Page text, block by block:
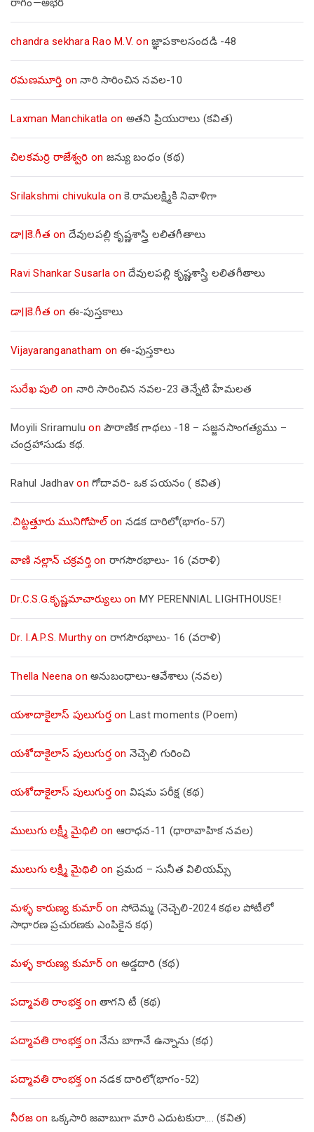
chandra sekhara Rao M.V. on జ్ఞాపకాలసందడి -48
రమణమూర్తి onనారి సారించిన నవల-10
Laxman Manchikatla on అతని ప్రియురాలు (కవిత)
చిలకమర్రి రాజేశ్వరి on జన్యు బంధం (కథ)
Srilakshmi chivukula on కె.రామలక్ష్మికి నివాళిగా
డా||కె.గీత on దేవులపల్లి కృష్ణశాస్త్రి లలితగీతాలు
Ravi Shankar Susarla on దేవులపల్లి కృష్ణశాస్త్రి లలితగీతాలు
డా||కె.గీత on ఈ-పుస్తకాలు
Vijayaranganatham onఈ-పుస్తకాలు
సురేఖ పులి on నారి సారించిన నవల-23 తెన్నేటి హేమలత
Moyili Sriramulu on పౌరాణిక గాథలు -18 – సజ్జనసాంగత్యము –
చంద్రహాసుడు కథ.
Rahul Jadhav on గోదావరి- ఒక పయనం ( కవిత)
.చిట్టత్తూరు మునిగోపాల్on నడక దారిలో(భాగం-57)
వాణి నల్లాన్ చక్రవర్తిon రాగసౌరభాలు- 16 (వరాళి)
Dr.C.S.G.కృష్ణమాచార్యులుon MY PERENNIAL LIGHTHOUSE!
Dr. I.A.P.S. Murthyon రాగసౌరభాలు- 16 (వరాళి)
Thella Neena on అనుబంధాలు-ఆవేశాలు (నవల)
యశాదాకైలాస్ పులుగుర్తon Last moments (Poem)
యశోదాకైలాస్ పులుగుర్తon నెచ్చెలి గురించి
యశోదాకైలాస్ పులుగుర్తon విషమ పరీక్ష (క‌థ‌)
ములుగు లక్ష్మీ మైథిలి on ఆరాధన-11 (ధారావాహిక నవల)
ములుగు లక్ష్మీ మైథిలి on ప్రమద – సునీత విలియమ్స్
మళ్ళ కారుణ్య కుమార్ on సోదెమ్మ (నెచ్చెలి-2024 కథల పోటీలో
సాధారణ ప్రచురణకు ఎంపికైన కథ)
మళ్ళ కారుణ్య కుమార్ on అడ్డదారి (కథ)
పద్మావతి రాంభక్తon తాగని టీ (కథ)
పద్మావతి రాంభక్తon నేను బాగానే ఉన్నాను (క‌థ‌)
పద్మావతి రాంభక్తon నడక దారిలో(భాగం-52)
నీరజon ఒక్కసారి జవాబుగా మారి ఎదుటకురా…. (కవిత)